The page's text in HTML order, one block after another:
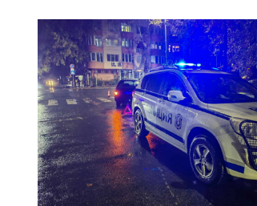
БИЗНЕС
Управители:
Веселин
Василев,
v.vasilev@flagman.bg
Касабова,
k.kassabova@flagman.bg